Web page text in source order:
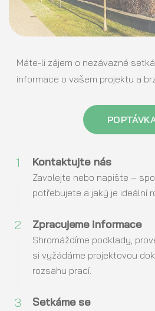
Máte-li zájem o nezávazné
informace o vašem projektu a
1 Kontaktujte nás
Zavolejte nebo napište –
potřebujete a jaký je ideální
2 Zpracujeme informace
Shromáždíme podklady,
si vyžádáme projektovou
rozsahu prací.
3 Setkáme se